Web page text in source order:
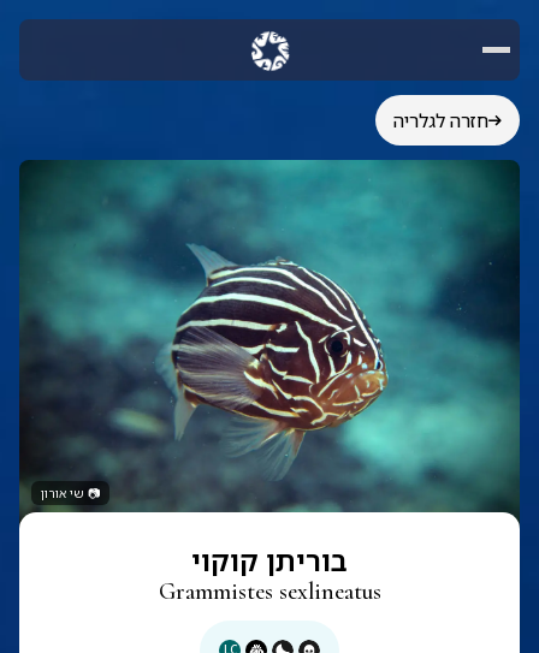
חזרה לגלריה
📷 שי אורון
בוריתן קוקוי
Grammistes sexlineatus